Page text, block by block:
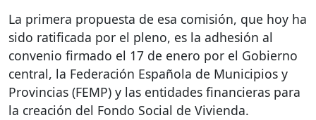
La primera propuesta de esa comisión, que hoy ha
sido ratificada por el pleno, es la adhesión al
convenio firmado el 17 de enero por el Gobierno
central, la Federación Española de Municipios y
Provincias (FEMP) y las entidades financieras para
la creación del Fondo Social de Vivienda.